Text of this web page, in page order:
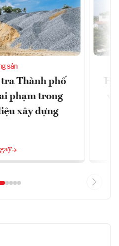
sản
Thành phố
phạm trong
xây dựng